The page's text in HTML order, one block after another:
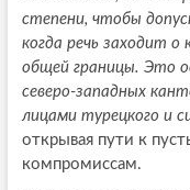
степени, чтобы
когда речь заходит о
общей границы. Это
северо-западных
лицами турецкого и
открывая пути к
компромиссам.